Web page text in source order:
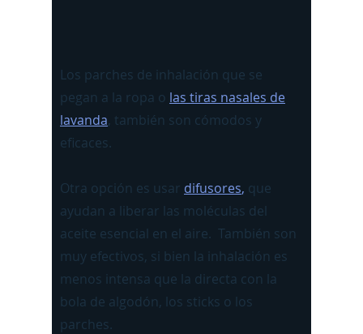
Los parches de inhalación que se
pegan a la ropa o las tiras nasales de
lavanda, también son cómodos y
eficaces.
Otra opción es usar difusores, que
ayudan a liberar las moléculas del
aceite esencial en el aire. También son
muy efectivos, si bien la inhalación es
menos intensa que la directa con la
bola de algodón, los sticks o los
parches.